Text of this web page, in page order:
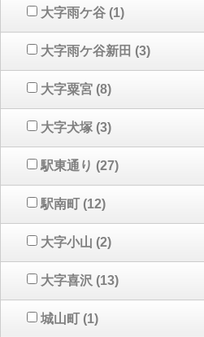
大字雨ケ谷 (1)
大字雨ケ谷新田 (3)
大字粟宮 (8)
大字犬塚 (3)
駅東通り (27)
駅南町 (12)
大字小山 (2)
大字喜沢 (13)
城山町 (1)